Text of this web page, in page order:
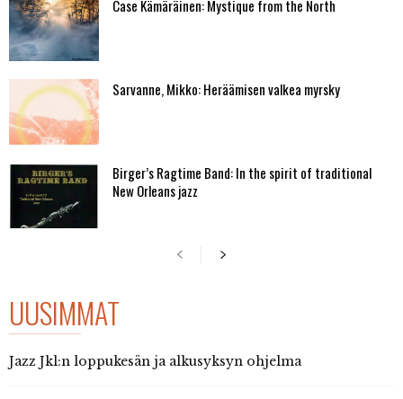
Case Kämäräinen: Mystique from the North
Sarvanne, Mikko: Heräämisen valkea myrsky
Birger’s Ragtime Band: In the spirit of traditional
New Orleans jazz
UUSIMMAT
Jazz Jkl:n loppukesän ja alkusyksyn ohjelma